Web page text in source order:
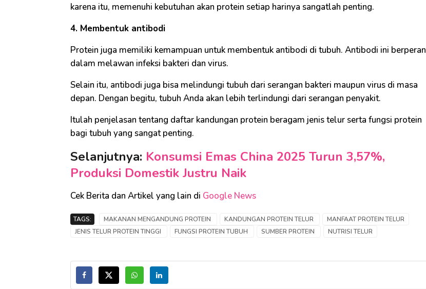
karena itu, memenuhi kebutuhan akan protein setiap harinya sangatlah penting.
4. Membentuk antibodi
Protein juga memiliki kemampuan untuk membentuk antibodi di tubuh. Antibodi ini berperan
dalam melawan infeksi bakteri dan virus.
Selain itu, antibodi juga bisa melindungi tubuh dari serangan bakteri maupun virus di masa
depan. Dengan begitu, tubuh Anda akan lebih terlindungi dari serangan penyakit.
Itulah penjelasan tentang daftar kandungan protein beragam jenis telur serta fungsi protein
bagi tubuh yang sangat penting.
Selanjutnya: Konsumsi Emas China 2025 Turun 3,57%,
Produksi Domestik Justru Naik
Cek Berita dan Artikel yang lain di Google News
TAGS: MAKANAN MENGANDUNG PROTEIN KANDUNGAN PROTEIN TELUR
MANFAAT PROTEIN TELUR
JENIS TELUR PROTEIN TINGGI
FUNGSI PROTEIN TUBUH SUMBER PROTEIN NUTRISI TELUR